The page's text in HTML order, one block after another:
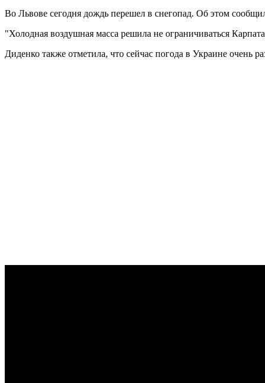
Во Львове сегодня дождь перешел в снегопад. Об этом
"Холодная воздушная масса решила не ограничиваться
Диденко также отметила, что сейчас погода в Украине очень